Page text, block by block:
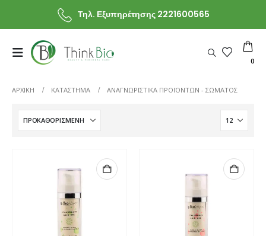
Τηλ. Εξυπηρέτησης 2221600565
0
ΑΡΧΙΚΗ ΚΑΤΆΣΤΗΜΑ ΑΝΑΓΝΩΡΙΣΤΙΚΆ ΠΡΟΪΌΝΤΩΝ - ΣΏΜΑΤΟΣ